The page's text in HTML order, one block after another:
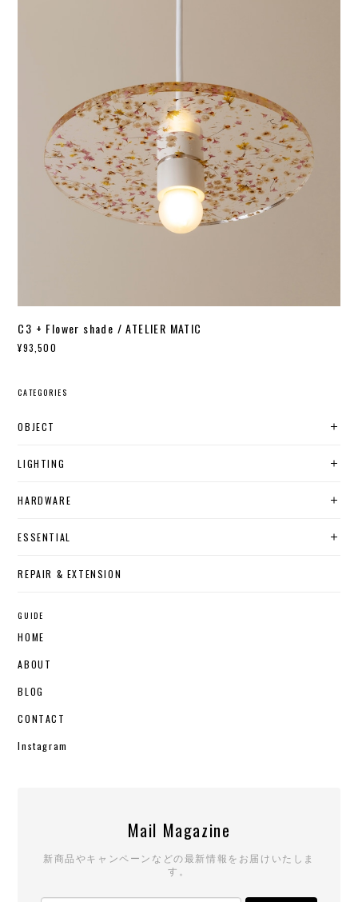
C3 + Flower shade / ATELIER MATIC
¥93,500
CATEGORIES
OBJECT
LIGHTING
HARDWARE
ESSENTIAL
REPAIR & EXTENSION
GUIDE
HOME
ABOUT
BLOG
CONTACT
Instagram
Mail Magazine
新商品やキャンペーンなどの最新情報をお届けいたしま
す。